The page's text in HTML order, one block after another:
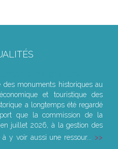
des monuments historiques au
et touristique des
a longtemps été regardé
que la commission de la
juillet 2026, à la gestion des
y voir aussi une ressour...